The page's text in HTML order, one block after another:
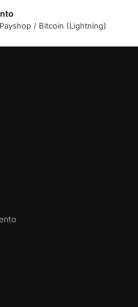
/ Bitcoin (Lightning)